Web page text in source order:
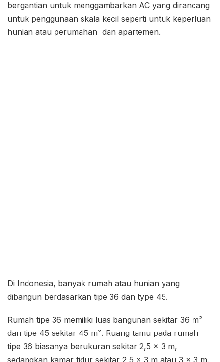
bergantian untuk menggambarkan AC yang dirancang
untuk penggunaan skala kecil seperti untuk keperluan
hunian atau perumahan dan apartemen.
Di Indonesia, banyak rumah atau hunian yang
dibangun berdasarkan tipe 36 dan type 45.
Rumah tipe 36 memiliki luas bangunan sekitar 36 m²
dan tipe 45 sekitar 45 m². Ruang tamu pada rumah
tipe 36 biasanya berukuran sekitar 2,5 x 3 m,
sedangkan kamar tidur sekitar 2,5 x 3 m atau 3 x 3 m.